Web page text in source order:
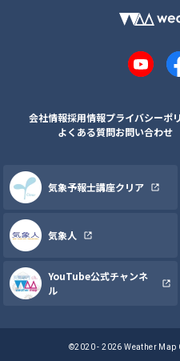
会社情報採用情報プライバシーポ
よくある質問お問い合わせ
気象予報士講座クリア
気象人
YouTube公式チャンネ
ル
©2020 - 2026 Weather Map